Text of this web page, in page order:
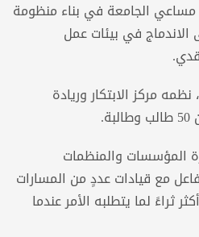
الجامعة في بناء منظومة
في بيئات عمل
الذي استمر لـ3 أيام، نظمه مركز الابتكار وريادة
المؤسسات والمنظمات
مع قيادات عددٍ من المسارات
ثراءً لما يتطلبه الأمر عندما